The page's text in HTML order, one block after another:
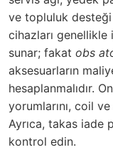
ve topluluk
cihazları
sunar; fakat obs
aksesuarların
hesaplanmalıdır.
yorumlarını, coil ve
Ayrıca, takas iade
kontrol edin.